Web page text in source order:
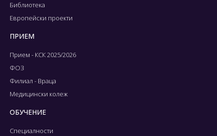
Библиотека
Европейски проекти
ПРИЕМ
Прием - КСК 2025/2026
ФОЗ
Филиал - Враца
Медицински колеж
ОБУЧЕНИЕ
Специалности